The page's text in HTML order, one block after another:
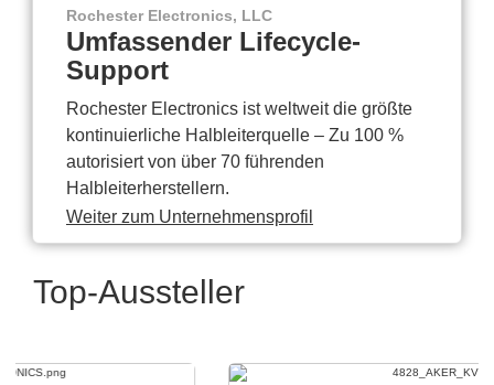
Rochester Electronics, LLC
Umfassender Lifecycle-
Support
Rochester Electronics ist weltweit die größte
kontinuierliche Halbleiterquelle – Zu 100 %
autorisiert von über 70 führenden
Halbleiterherstellern.
Weiter zum Unternehmensprofil
Top-Aussteller